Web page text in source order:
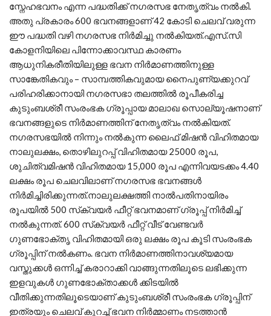
സ്നേഹഭവനം എന്ന പദ്ധതിക്ക് നഗരസഭ നേതൃത്വം നല്‍കി.
അതു പ്രകാരം 600 ഭവനങ്ങളാണ് 42 കോടി ചെലവ് വരുന്ന
ഈ പദ്ധതി വഴി നഗരസഭ നിര്‍മിച്ചു നല്‍കിയത്.എസ്.സി
കോളനിയിലെ പിന്നോക്കാവസ്ഥ കാരണം
ആധുനികരീതിയിലുള്ള ഭവന നിര്‍മാണത്തിനുള്ള
സാങ്കേതികവും – സാമ്പത്തികവുമായ നൈപുണ്യക്കുറവ്
പരിഹരിക്കാനായി നഗരസഭാ തലത്തില്‍ രൂപീകരിച്ച
കുടുംബശ്രീ സംരംഭക ഗ്രൂപ്പായ മാലാഖ സൊല്യൂഷനാണ്
ഭവനങ്ങളുടെ നിര്‍മാണത്തിന് നേതൃത്വം നല്‍കിയത്.
നഗരസഭയില്‍ നിന്നും നല്‍കുന്ന ലൈഫ് മിഷന്‍ വിഹിതമായ
നാലുലക്ഷം, തൊഴിലുറപ്പ് വിഹിതമായ 25000 രൂപ,
ശുചിത്വമിഷന്‍ വിഹിതമായ 15,000 രൂപ എന്നിവയടക്കം 4.40
ലക്ഷം രൂപ ചെലവിലാണ് നഗരസഭ ഭവനങ്ങള്‍
നിര്‍മിച്ചിരിക്കുന്നത്.നാലുലക്ഷത്തി നാല്‍പതിനായിരം
രൂപയില്‍ 500 സ്‌ക്വയര്‍ ഫീറ്റ് ഭവനമാണ് ഗ്രൂപ്പ് നിര്‍മിച്ച്
നല്‍കുന്നത്. 600 സ്‌ക്വയര്‍ ഫീറ്റ് വീട് വേണ്ടവര്‍
ഗുണഭോക്തൃ വിഹിതമായി ഒരു ലക്ഷം രൂപ കൂടി സംരംഭക
ഗ്രൂപ്പിന് നല്‍കണം. ഭവന നിര്‍മാണത്തിനാവശ്യമായ
വസ്തുക്കള്‍ ഒന്നിച്ച് കരാറാക്കി വാങ്ങുന്നതിലൂടെ ലഭിക്കുന്ന
ഇളവുകള്‍ ഗുണഭോക്താക്കള്‍ ക്കിടയില്‍
വീതിക്കുന്നതിലൂടെയാണ് കുടുംബശ്രീ സംരംഭക ഗ്രൂപ്പിന്
ഇത്രയും ചെലവ് കുറച്ച് ഭവന നിര്‍മ്മാണം നടത്താന്‍